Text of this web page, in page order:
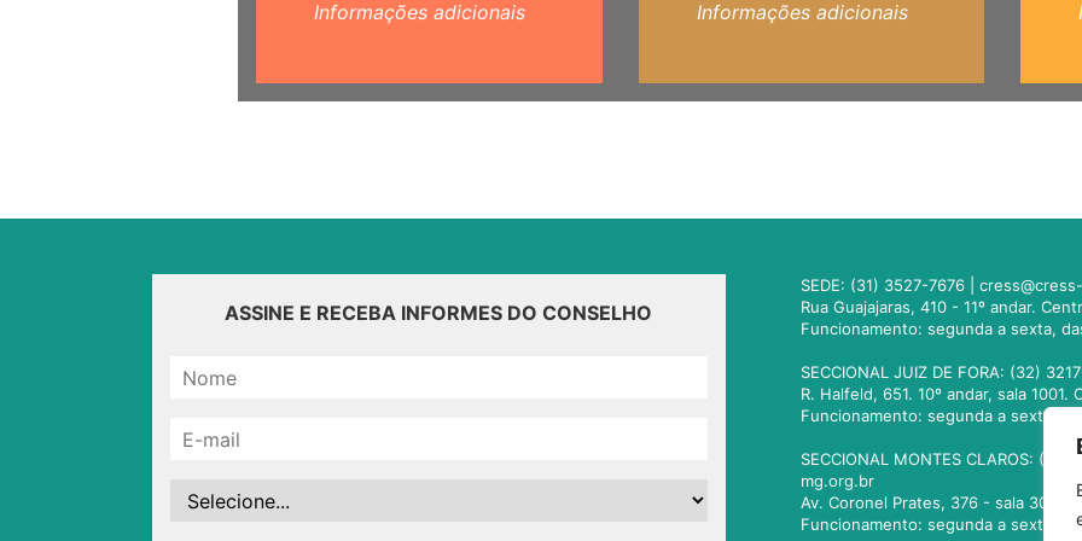
Informações adicionais Informações adicionais
ASSINE E RECEBA INFORMES DO CONSELHO
SEDE: (31) 3527-7676 |
Rua Guajajaras, 410 - 11º andar.
Funcionamento: segunda a sexta,
SECCIONAL JUIZ DE FORA: (32)
R. Halfeld, 651. 10º andar, sala
Funcionamento: segunda a sexta,
SECCIONAL MONTES CLAROS:
mg.org.br
Av. Coronel Prates, 376 - sala 301.
Funcionamento: segunda a sexta,